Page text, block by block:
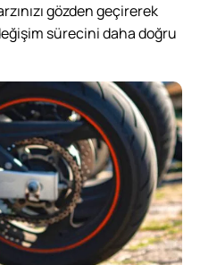
gözden geçirerek
sürecini daha doğru